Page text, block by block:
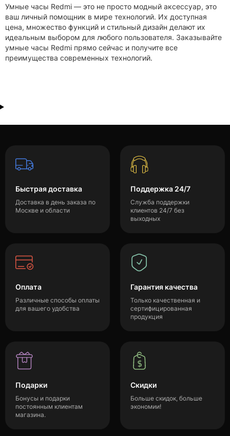
Умные часы Redmi — это не просто модный аксессуар, это
ваш личный помощник в мире технологий. Их доступная
цена, множество функций и стильный дизайн делают их
идеальным выбором для любого пользователя. Заказывайте
умные часы Redmi прямо сейчас и получите все
преимущества современных технологий.
Быстрая доставка
Доставка в день заказа по
Москве и области
Поддержка 24/7
Служба поддержки
клиентов 24/7 без
выходных
Оплата
Различные способы оплаты
для вашего удобства
Гарантия качества
Только качественная и
сертифицированная
продукция
Подарки
Бонусы и подарки
постоянным клиентам
магазина.
Скидки
Больше скидок, больше
экономии!